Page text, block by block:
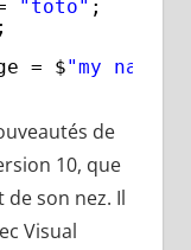
"toto" ;
= $"my name
de
10, que
son nez. Il
Visual